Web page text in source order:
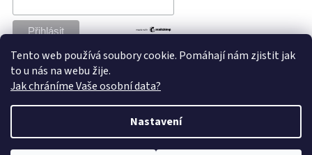
Tento web používá soubory cookie. Pomáhají nám zjistit jak
to u nás na webu žije.
Jak chráníme Vaše osobní data?
Nastavení
Naši milí zákazníci, v období 10.- 18.8. nebudeme odesílat objednávky.
Vytvořil Shoptet